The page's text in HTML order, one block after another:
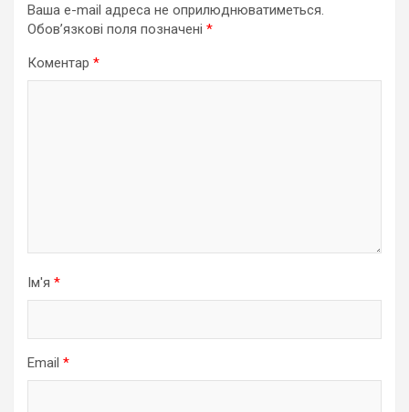
Ваша e-mail адреса не оприлюднюватиметься.
Обов’язкові поля позначені *
Коментар *
Ім'я *
Email *